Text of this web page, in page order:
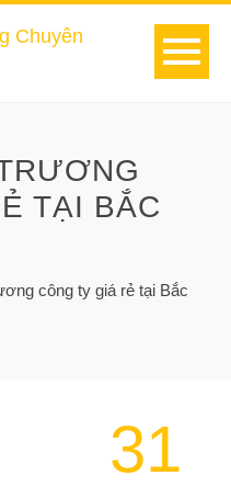
TẠI BẮC
công ty giá rẻ tại Bắc
31